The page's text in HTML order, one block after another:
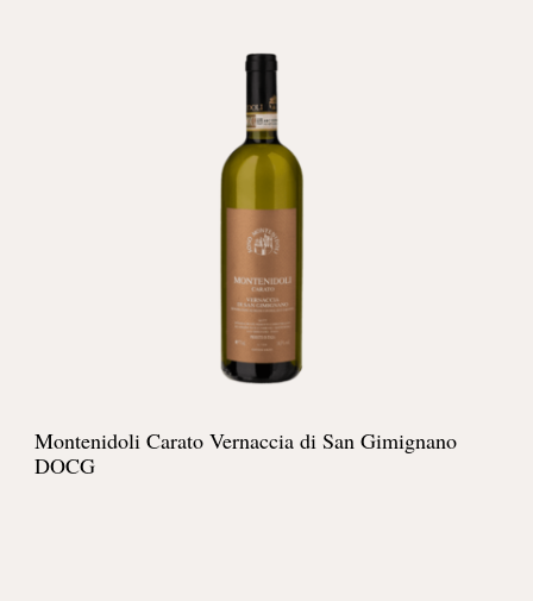
Montenidoli Carato Vernaccia di San Gimignano
DOCG